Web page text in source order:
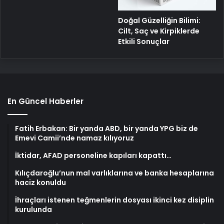
Doğal Güzelliğin Bilimi:
Cilt, Saç ve Kirpiklerde
Etkili Sonuçlar
En Güncel Haberler
Fatih Erbakan: Bir yanda ABD, bir yanda YPG biz de
Emevi Camii’nde namaz kılıyoruz
İktidar, AFAD personeline kapıları kapattı…
Kılıçdaroğlu’nun mal varlıklarına ve banka hesaplarına
haciz konuldu
İhraçları istenen teğmenlerin dosyası ikinci kez disiplin
kurulunda